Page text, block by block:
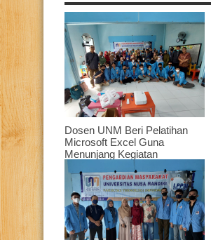
Dosen UNM Beri Pelatihan
Microsoft Excel Guna
Menunjang Kegiatan
Administrasi di Lingkungan
Staf dan Guru TPQ Bina
Ummah
August 11, 2022